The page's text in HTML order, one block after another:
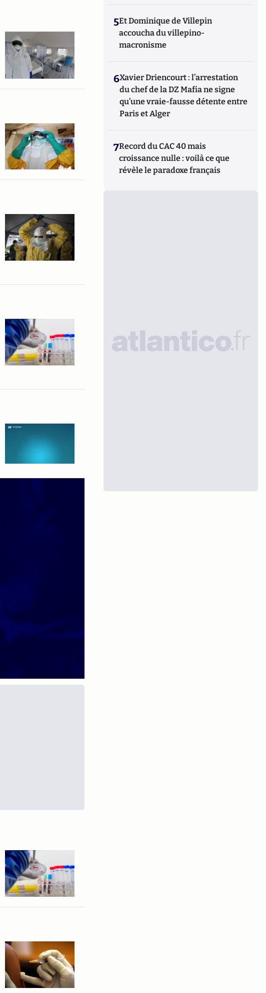
5Et Dominique de Villepin
accoucha du villepino-
macronisme
6Xavier Driencourt : l’arrestation
du chef de la DZ Mafia ne signe
qu’une vraie-fausse détente entre
Paris et Alger
7Record du CAC 40 mais
croissance nulle : voilà ce que
révèle le paradoxe français